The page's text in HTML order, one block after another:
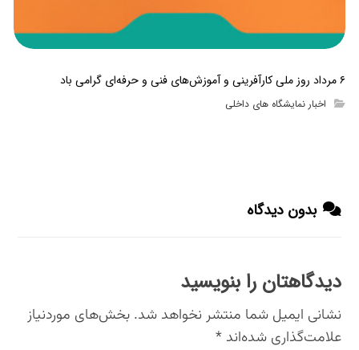
۶ مرداد روز ملی کارآفرینی و آموزش‌های فنی و حرفه‌ای گرامی باد
اخبار نمایشگاه های داخلی
بدون دیدگاه
دیدگاهتان را بنویسید
نشانی ایمیل شما منتشر نخواهد شد. بخش‌های موردنیاز
علامت‌گذاری شده‌اند*